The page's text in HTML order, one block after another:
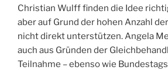
Christian Wulff finden die Idee
aber auf Grund der hohen Anzahl
nicht direkt unterstützen. Angela
auch aus Gründen der
Teilnahme – ebenso wie